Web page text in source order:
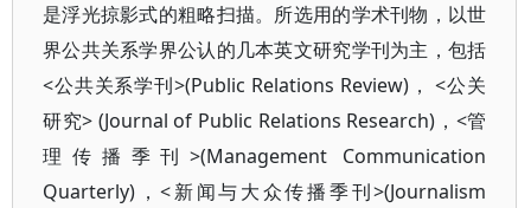
是浮光掠影式的粗略扫描。所选用的学术刊物，以世
界公共关系学界公认的几本英文研究学刊为主，包括
<公共关系学刊>(Public Relations Review)， <公关
研究> (Journal of Public Relations Research)，<管
理传播季刊>(Management Communication
Quarterly)，<新闻与大众传播季刊>(Journalism